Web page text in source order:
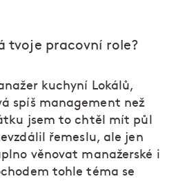
tvoje pracovní role?
kuchyní Lokálů,
spíš management než
jsem to chtěl mít půl
řemeslu, ale jen
věnovat manažerské i
tohle téma se